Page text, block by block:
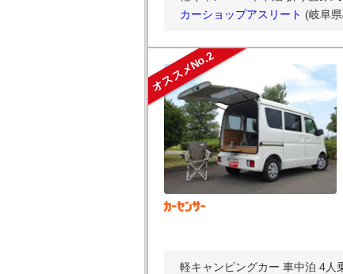
カーショップアスリート (岐阜
オススメNo.2
軽キャンピングカー 車中泊 4人